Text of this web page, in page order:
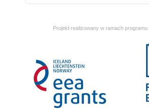
Projekt realizowany w ramach